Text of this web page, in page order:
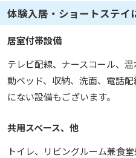
体験入居・ショートステイ
居室付帯設備
テレビ配線、ナースコール、
動ベッド、収納、洗面、電話
にない設備もございます。
共用スペース、他
トイレ、リビングルーム兼食